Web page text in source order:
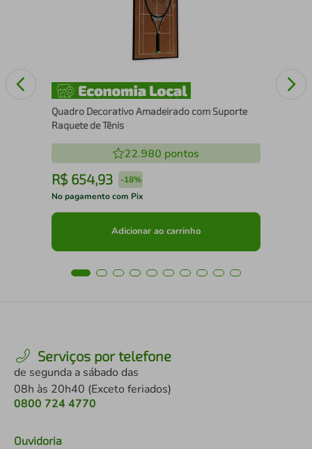
Quadro Decorativo Amadeirado com Suporte
Raquete de Tênis
22.980 pontos
R$ 654,93 -18%
No pagamento com Pix
Adicionar ao carrinho
Serviços por telefone
de segunda a sábado das
08h às 20h40 (Exceto feriados)
0800 724 4770
Ouvidoria